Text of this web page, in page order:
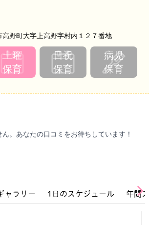
高野町大字上高野字村内１２７番地
土曜
保育
日祝
保育
病児
保育
。あなたの口コミをお待ちしています！
ャラリー 1日のスケジュール 年間